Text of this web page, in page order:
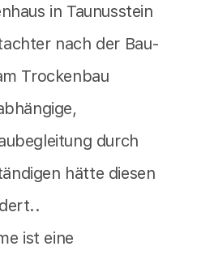
in Taunusstein
nach der Bau-
Trockenbau
durch
hätte diesen
ist eine